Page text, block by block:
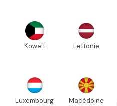
Koweït Lettonie
Luxembourg Macédoine